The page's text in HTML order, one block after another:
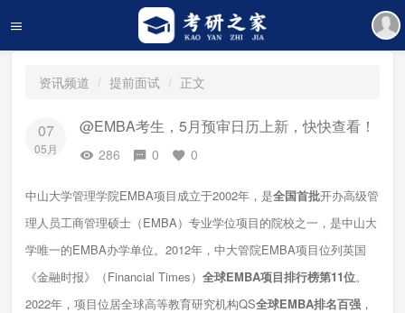
资讯频道 提前面试 正文
07
05月
@EMBA考生，5月预审日历上新，快快查看！
286 0 0
中山大学管理学院EMBA项目成立于2002年，是全国首批开办高级管
理人员工商管理硕士（EMBA）专业学位项目的院校之一，是中山大
学唯一的EMBA办学单位。2012年，中大管院EMBA项目位列英国
《金融时报》（Financial Times） 全球EMBA项目排行榜第11位。
2022年，项目位居全球高等教育研究机构QS全球EMBA排名百强 ，